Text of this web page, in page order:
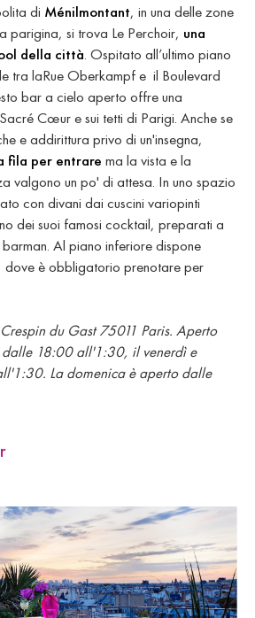
di Ménilmontant, in una delle zone
parigina, si trova Le Perchoir, una
della città. Ospitato all’ultimo piano
tra laRue Oberkampf e il Boulevard
bar a cielo aperto offre una
Cœur e sui tetti di Parigi. Anche se
e addirittura privo di un'insegna,
fila per entrare ma la vista e la
valgono un po' di attesa. In uno spazio
con divani dai cuscini variopinti
dei suoi famosi cocktail, preparati a
Al piano inferiore dispone
dove è obbligatorio prenotare per
du Gast 75011 Paris. Aperto
18:00 all'1:30, il venerdì e
La domenica è aperto dalle